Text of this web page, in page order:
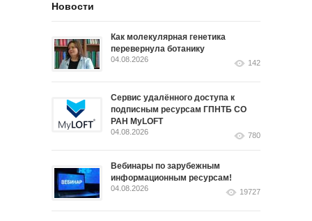
Новости
Как молекулярная генетика
перевернула ботанику
04.08.2026 142
Сервис удалённого доступа к
подписным ресурсам ГПНТБ СО
РАН MyLOFT
04.08.2026 780
Вебинары по зарубежным
информационным ресурсам!
04.08.2026 19727